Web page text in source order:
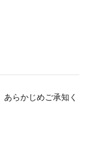
らかじめご承知く